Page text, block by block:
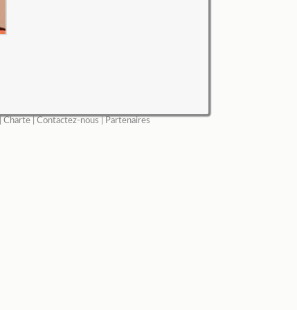
Charte| Contactez-nous Partenaires